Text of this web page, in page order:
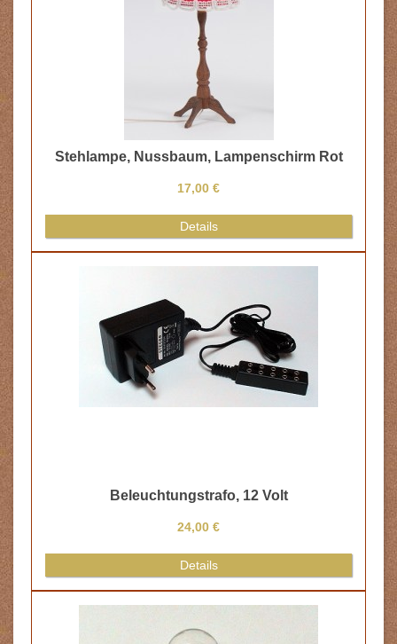
Stehlampe, Nussbaum, Lampenschirm Rot
17,00 €
Details
Beleuchtungstrafo, 12 Volt
24,00 €
Details